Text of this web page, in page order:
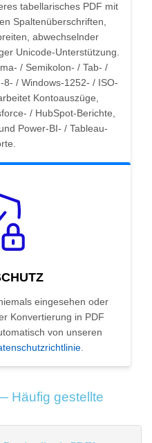
tabellarisches PDF mit
Spaltenüberschriften,
abwechselnder
Unicode-Unterstützung.
/ Semikolon- / Tab- /
/ Windows-1252- / ISO-
Kontoauszüge,
/ HubSpot-Berichte,
Power-BI- / Tableau-
eingesehen oder
Konvertierung in PDF
von unseren
Häufig gestellte